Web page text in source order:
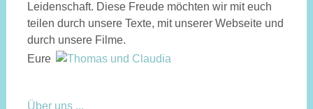
Leidenschaft. Diese Freude möchten wir mit euch
teilen durch unsere Texte, mit unserer Webseite und
durch unsere Filme.
Eure
Über uns ...